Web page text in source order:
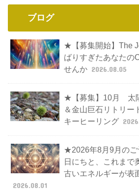
ブログ
★【募集開始】The
ばりすぎたあなたの
せんか 2026.08.05
★【募集】10月 太
＆金山巨石リトリー
キーヒーリング
★2026年8月9月のご
日にちと、これまで
古いエネルギーが表
2026.08.01